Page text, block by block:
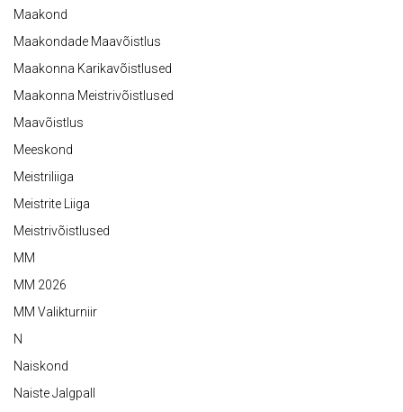
Maakond
Maakondade Maavõistlus
Maakonna Karikavõistlused
Maakonna Meistrivõistlused
Maavõistlus
Meeskond
Meistriliiga
Meistrite Liiga
Meistrivõistlused
MM
MM 2026
MM Valikturniir
N
Naiskond
Naiste Jalgpall